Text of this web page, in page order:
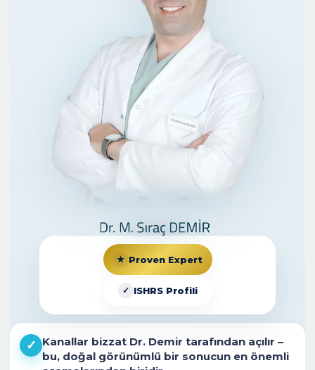
★ Proven Expert
✓ ISHRS Profili
✓ Kanallar bizzat Dr. Demir tarafından açılır –
bu, doğal görünümlü bir sonucun en önemli